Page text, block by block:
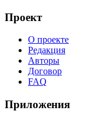
Проект
О проекте
Редакция
Авторы
Договор
FAQ
Приложения